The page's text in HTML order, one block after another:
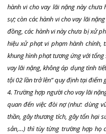
hành vi cho vay lãi nặng này
sự; còn các hành vi cho vay lãi
đồng, các hành vi này chưa bị xử
hiệu xử phạt vi phạm hành
khung hình phạt tương ứng với
vay lãi nặng, không áp dụng tình
tội 02 lần trở lên” quy định tại điểm
4. Trường hợp người cho vay lãi
quan đến việc đòi nợ (như: dùng
thần, gây thương tích, gây tổn hại
sản,…) thì tùy từng trường hợp họ